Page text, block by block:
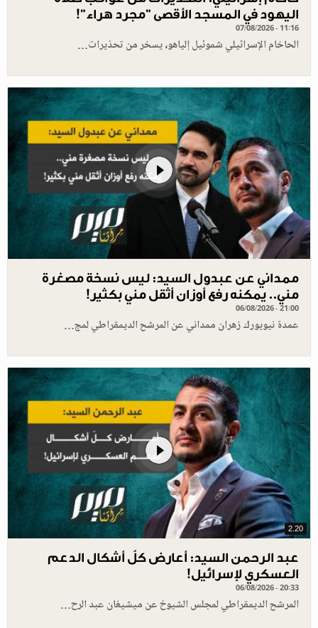
اليهود في المسجد الأقصى "مجرد هراء"!
07/08/2026 - 11:16
الحاخام الإسرائيلي شموئيل إلياهو، يسخر من تحذيرات…
ممداني عن عبدول السيد: ليس نسخة مصغرة
مني.. يمكنه رفع أوزان أثقل مني بكثير!
06/08/2026 - 21:00
عمدة نيويورك زهران ممداني عن المرشح الديمقراطي لمج…
2.20
عبد الرحمن السيد: أعارض كلّ أشكال الدعم
العسكري لإسرائيل!
06/08/2026 - 20:33
المرشح الديمقراطي لمجلس الشيوخ عن ميشيغان عبد الرح…